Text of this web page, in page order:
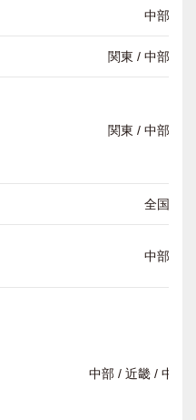
中部
関東 / 中部 / 近
関東 / 中部 / 近
全国
中部
中部 / 近畿 / 中国